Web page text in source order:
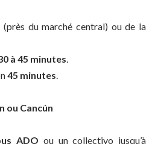
du marché central) ou de la
à 45 minutes
45 minutes
ou Cancún
ADO ou un collectivo jusqu’à